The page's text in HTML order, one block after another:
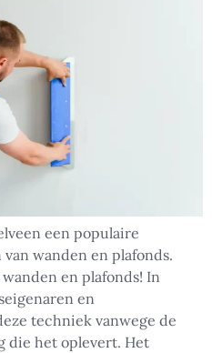
een populaire
wanden en plafonds.
en plafonds! In
en
techniek vanwege de
die het oplevert. Het